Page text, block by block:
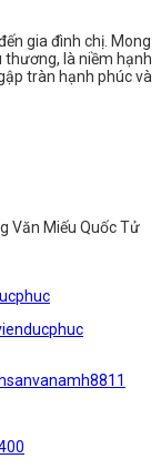
gia đình chị. Mong
thương, là niềm hạnh
tràn hạnh phúc và
Văn Miếu Quốc Tử